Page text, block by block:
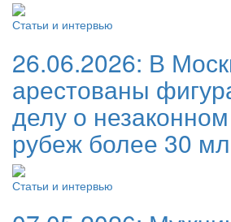
Статьи и интервью
26.06.2026: В
арестованы
делу о
рубеж более 30
Статьи и интервью